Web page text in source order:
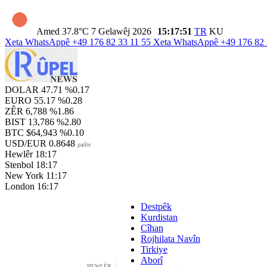
Amed 37.8°C 7 Gelawêj 2026 15:17:52 TR KU
Xeta WhatsAppê +49 176 82 33 11 55 Xeta WhatsAppê +49 176 82
DOLAR 47.71 %0.17
EURO 55.17 %0.28
ZÊR 6,788 %1.86
BIST 13,786 %2.80
BTC $64,943 %0.10
USD/EUR 0.8648 parîte
Hewlêr 18:17
Stenbol 18:17
New York 11:17
London 16:17
Destpêk
Kurdistan
Cîhan
Rojhilata Navîn
Tirkiye
Aborî